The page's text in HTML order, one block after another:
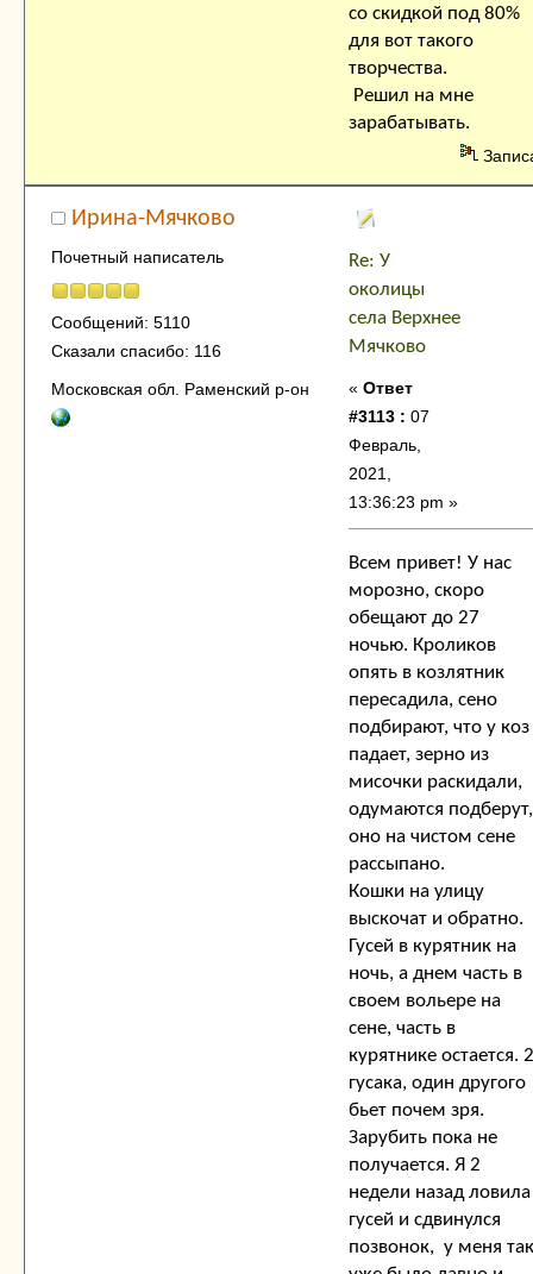
со скидкой под 80%
для вот такого
творчества.
Решил на мне
зарабатывать.
Ирина-Мячково
Почетный написатель
Сообщений: 5110
Сказали спасибо: 116
Московская обл. Раменский р-он
Re: У
околицы
села Верхнее
Мячково
« Ответ
#3113 : 07
Февраль,
2021,
13:36:23 pm »
Всем привет! У нас
морозно, скоро
обещают до 27
ночью. Кроликов
опять в козлятник
пересадила, сено
подбирают, что у коз
падает, зерно из
мисочки раскидали,
одумаются подберут,
оно на чистом сене
рассыпано.
Кошки на улицу
выскочат и обратно.
Гусей в курятник на
ночь, а днем часть в
своем вольере на
сене, часть в
курятнике остается. 2
гусака, один другого
бьет почем зря.
Зарубить пока не
получается. Я 2
недели назад ловила
гусей и сдвинулся
позвонок, у меня так